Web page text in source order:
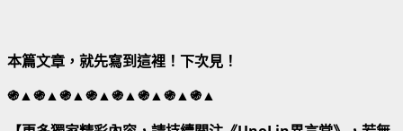
本篇文章，就先寫到這裡！下次見！
֍▲֍▲֍▲֍▲֍▲֍▲֍▲֍▲